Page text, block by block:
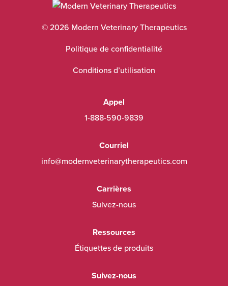
© 2026 Modern Veterinary Therapeutics
Politique de confidentialité
Conditions d’utilisation
Appel
1-888-590-9839
Courriel
info@modernveterinarytherapeutics.com
Carrières
Suivez-nous
Ressources
Étiquettes de produits
Suivez-nous